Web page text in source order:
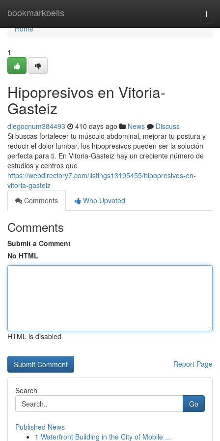
bookmarkbells
Home
Home
1
Hipopresivos en Vitoria-
Gasteiz
diegocnum384493 410 days ago News
Discuss
Si buscas fortalecer tu músculo abdominal, mejorar tu postura y
reducir el dolor lumbar, los hipopresivos pueden ser la solución
perfecta para ti. En Vitoria-Gasteiz hay un creciente número de
estudios y centros que
https://webdirectory7.com/listings13195455/hipopresivos-en-
vitoria-gasteiz
Comments
Who Upvoted
Comments
Submit a Comment
No HTML
HTML is disabled
Report Page
Search
Go
Published News
1 Waterfront Building in the City of Mobile ...